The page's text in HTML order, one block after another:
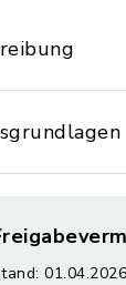
01.04.2026